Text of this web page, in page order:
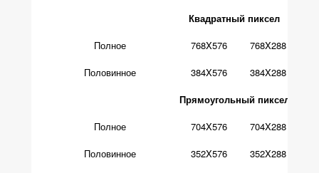
Квадратный пиксел
Полное
768X576 768X288
Половинное
384X576 384X288
Прямоугольный пиксел
Полное
704X576 704X288
Половинное
352X576 352X288